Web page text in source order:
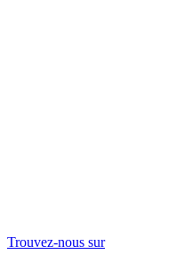
Trouvez-nous sur